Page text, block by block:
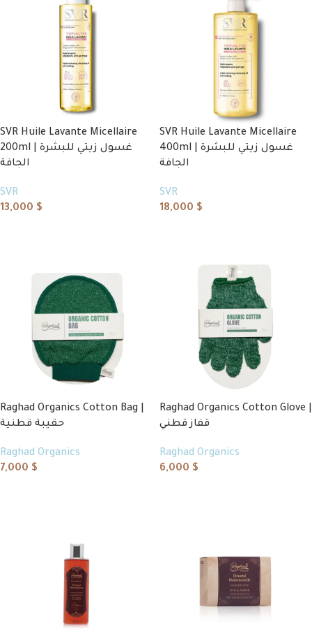
SVR Huile Lavante Micellaire
200ml | غسول زيتي للبشرة
الجافة
SVR
13,000 $
SVR Huile Lavante Micellaire
400ml | غسول زيتي للبشرة
الجافة
SVR
18,000 $
Raghad Organics Cotton Bag |
حقيبة قطنية
Raghad Organics
7,000 $
Raghad Organics Cotton Glove |
قفاز قطني
Raghad Organics
6,000 $